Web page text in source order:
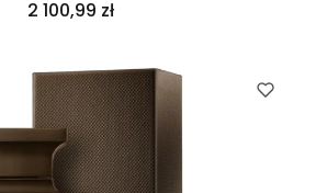
Cena
2 100,99 zł